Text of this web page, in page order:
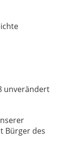
unverändert
Bürger des